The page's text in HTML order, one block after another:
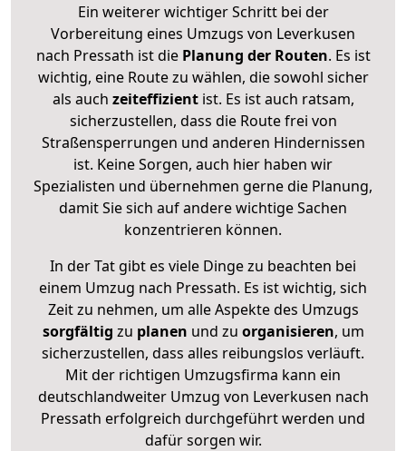
Ein weiterer wichtiger Schritt bei der
Vorbereitung eines Umzugs von Leverkusen
nach Pressath ist diePlanung der Routen. Es ist
wichtig, eine Route zu wählen, die sowohl sicher
als auch zeiteffizientist. Es ist auch ratsam,
sicherzustellen, dass die Route frei von
Straßensperrungen und anderen Hindernissen
ist. Keine Sorgen, auch hier haben wir
Spezialisten und übernehmen gerne die Planung,
damit Sie sich auf andere wichtige Sachen
konzentrieren können.
In der Tat gibt es viele Dinge zu beachten bei
einem Umzug nach Pressath. Es ist wichtig, sich
Zeit zu nehmen, um alle Aspekte des Umzugs
sorgfältig zu planen und zu organisieren, um
sicherzustellen, dass alles reibungslos verläuft.
Mit der richtigen Umzugsfirma kann ein
deutschlandweiter Umzug von Leverkusen nach
Pressath erfolgreich durchgeführt werden und
dafür sorgen wir.